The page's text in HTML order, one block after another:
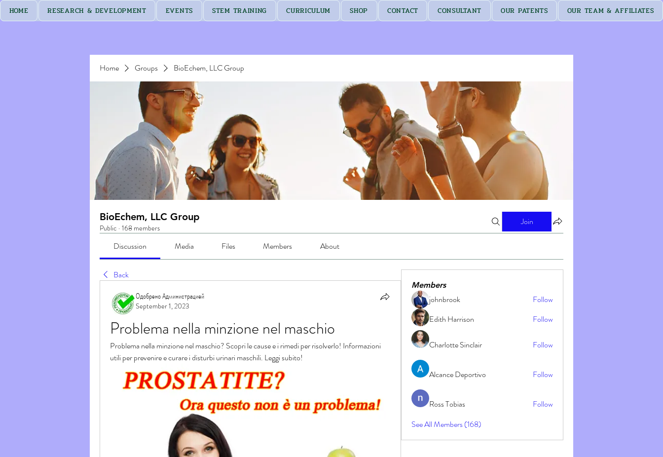
HOME RESEARCH & DEVELOPMENT EVENTS STEM TRAINING CURRICULUM SHOP CONTACT CONSULTANT OUR PATENTS OUR TEAM & AFFILIATES
Home Groups BioEchem, LLC Group
BioEchem, LLC Group
Public · 168 members
Join
Discussion Media Files Members About
Back
Одобрено Администрацией
September 1, 2023
Problema nella minzione nel maschio
Problema nella minzione nel maschio? Scopri le cause e i rimedi per risolverlo! Informazioni
utili per prevenire e curare i disturbi urinari maschili. Leggi subito!
Members
johnbrook
Follow
Edith Harrison
Follow
Charlotte Sinclair Follow
Alcance Deportivo Follow
Ross Tobias
Follow
See All Members (168)